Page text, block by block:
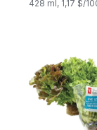
428 ml, 1,17 $/